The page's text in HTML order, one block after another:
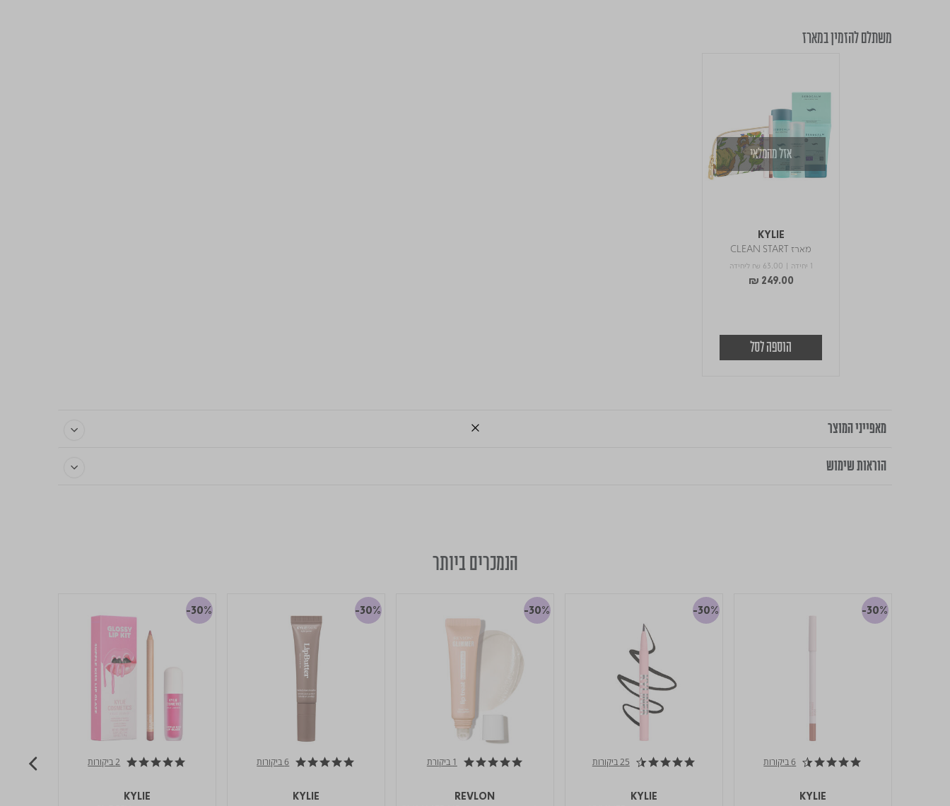
משתלם להזמין במארז
אזל מהמלאי
KYLIE
מארז CLEAN START
₪ 63.00 ליחידה
₪ 249.00
הוספה לסל
מאפייני המוצר
הוראות שימוש
הנמכרים ביותר
4.7 star rating 6 ביקורות
-30%
KYLIE
4.5 star rating 25 ביקורות
-30%
KYLIE
5.0 star rating 1 ביקורת
-30%
REVLON
4.8 star rating 6 ביקורות
-30%
KYLIE
5.0 star rating 2 ביקורות
-30%
KYLIE